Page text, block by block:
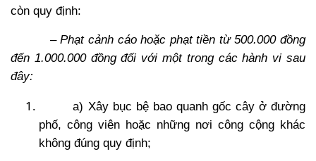
còn quy định:
–Phạt cảnh cáo hoặc phạt tiền từ 500.000 đồng
đến 1.000.000 đồng đối với một trong các hành vi sau
đây:
a) Xây bục bệ bao quanh gốc cây ở đường
phố, công viên hoặc những nơi công cộng khác
không đúng quy định;